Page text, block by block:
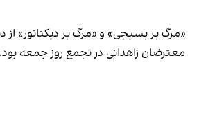
«مرگ بر بسیجی» و «مرگ بر دیکتاتور» از
معترضان زاهدانی در تجمع روز جمعه